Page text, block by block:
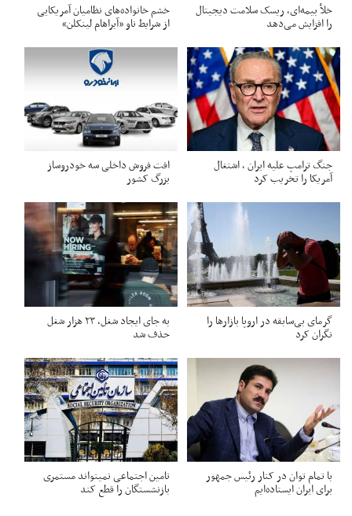
خلأ بیمه‌ای، ریسک سلامت دیجیتال
را افزایش می‌دهد
خشم خانواده‌های نظامیان آمریکایی
از شرایط ناو «آبراهام لینکلن»
جنگ ترامپ علیه ایران ، اشتغال
آمریکا را تخریب کرد
افت فروش داخلی سه خودروساز
بزرگ کشور
گرمای بی‌سابقه در اروپا بازارها را
نگران کرد
به جای ایجاد شغل، ۲۳ هزار شغل
حذف شد
با تمام توان در کنار رئیس جمهور
برای ایران ایستاده‌ایم
تامین اجتماعی نمیتواند مستمری
بازنشستگان را قطع کند